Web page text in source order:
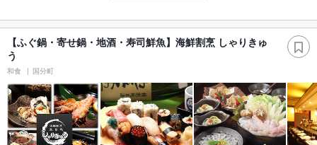
【ふぐ鍋・寄せ鍋・地酒・寿司鮮魚】海鮮割烹 しゃりきゅ
う
和食 国分町